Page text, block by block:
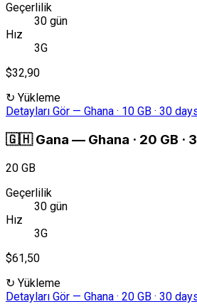
Geçerlilik
30 gün
Hız
3G
$32,90
↻ Yükleme
Detayları Gör — Ghana · 10 GB · 30
🇬🇭 Gana — Ghana · 20 GB ·
20 GB
Geçerlilik
30 gün
Hız
3G
$61,50
↻ Yükleme
Detayları Gör — Ghana · 20 GB · 30